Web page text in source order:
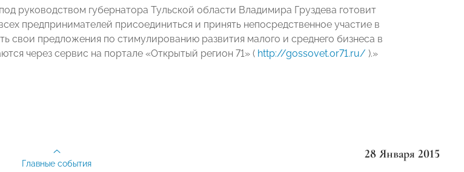
руководством губернатора Тульской области Владимира Груздева готовит
предпринимателей присоединиться и принять непосредственное участие в
свои предложения по стимулированию развития малого и среднего бизнеса в
через сервис на портале «Открытый регион 71» ( http://gossovet.or71.ru/ ).»
28 Января 2015
Главные события